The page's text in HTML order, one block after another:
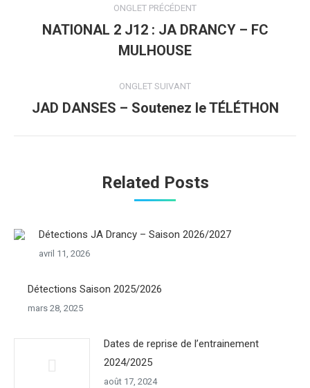
commentaire
ONGLET PRÉCÉDENT
Onglet
précédent
NATIONAL 2 J12 : JA DRANCY – FC
MULHOUSE
ONGLET SUIVANT
Onglet
JAD DANSES – Soutenez le TÉLÉTHON
Related Posts
Détections JA Drancy – Saison 2026/2027
avril 11, 2026
Détections Saison 2025/2026
mars 28, 2025
Dates de reprise de l’entrainement
2024/2025
août 17, 2024